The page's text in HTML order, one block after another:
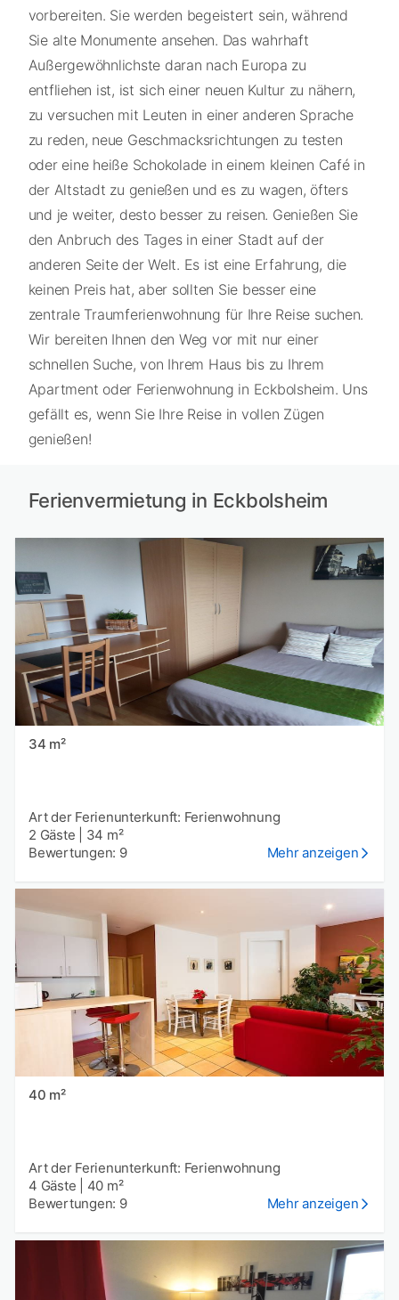
vorbereiten. Sie werden begeistert sein, während
Sie alte Monumente ansehen. Das wahrhaft
Außergewöhnlichste daran nach Europa zu
entfliehen ist, ist sich einer neuen Kultur zu nähern,
zu versuchen mit Leuten in einer anderen Sprache
zu reden, neue Geschmacksrichtungen zu testen
oder eine heiße Schokolade in einem kleinen Café in
der Altstadt zu genießen und es zu wagen, öfters
und je weiter, desto besser zu reisen. Genießen Sie
den Anbruch des Tages in einer Stadt auf der
anderen Seite der Welt. Es ist eine Erfahrung, die
keinen Preis hat, aber sollten Sie besser eine
zentrale Traumferienwohnung für Ihre Reise suchen.
Wir bereiten Ihnen den Weg vor mit nur einer
schnellen Suche, von Ihrem Haus bis zu Ihrem
Apartment oder Ferienwohnung in Eckbolsheim. Uns
gefällt es, wenn Sie Ihre Reise in vollen Zügen
genießen!
Ferienvermietung in Eckbolsheim
34 m²
Art der Ferienunterkunft: Ferienwohnung
2 Gäste
34 m²
Bewertungen: 9
Mehr anzeigen
40 m²
Art der Ferienunterkunft: Ferienwohnung
4 Gäste
40 m²
Bewertungen: 9
Mehr anzeigen